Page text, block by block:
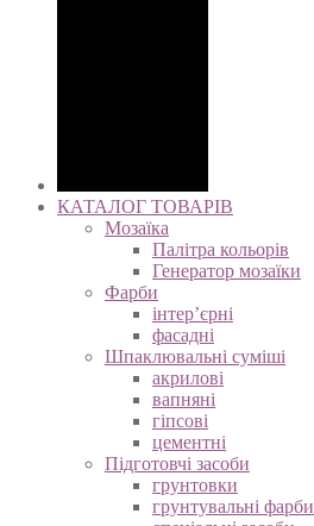
КАТАЛОГ ТОВАРІВ
Мозаїка
Палітра кольорів
Генератор мозаїки
Фарби
інтер’єрні
фасадні
Шпаклювальні суміші
акрилові
вапняні
гіпсові
цементні
Підготовчі засоби
грунтовки
грунтувальні фарби